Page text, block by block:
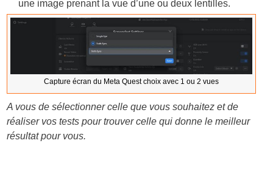
une image prenant la vue d’une ou deux lentilles.
Capture écran du Meta Quest choix avec 1 ou 2 vues
A vous de sélectionner celle que vous souhaitez et de
réaliser vos tests pour trouver celle qui donne le meilleur
résultat pour vous.